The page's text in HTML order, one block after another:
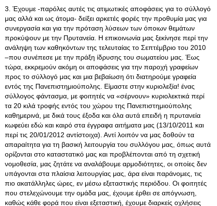
3. Έχουμε -παρόλες αυτές τις ατιμωτικές αποφάσεις για το σύλλογό
μας αλλά και ως άτομα- δείξει αρκετές φορές την προθυμία μας για
συνεργασία και για την πρόταση λύσεων των όποιων θεμάτων
προκύψουν με την Πρυτανεία. Η επικοινωνία μας ξεκίνησε περί την
ανάληψη των καθηκόντων της τελευταίας το Σεπτέμβριο του 2010
–που συνέπεσε με την πράξη ίδρυσης του σωματείου μας. Έως
τώρα, εκκρεμούν ακόμη οι αποφάσεις για την παροχή γραφείων
προς το σύλλογό μας και μια βεβαίωση ότι διατηρούμε γραφεία
εντός της Πανεπιστημιούπολης. Είμαστε στην κυριολεξία! ένας
σύλλογος φάντασμα, με φοιτητές να «σέρνουν» κυριολεκτικά περί
τα 20 κιλά τροφής εντός του χώρου της Πανεπιστημιούπολης
καθημερινά, με δικά τους έξοδα και όλα αυτά επειδή η πρυτανεία
κωφεύει εδώ και καιρό στα έγγραφα αιτήματα μας (13/10/2011 και
περί τις 20/01/2012 αντίστοιχα). Αντί λοιπόν να μας δοθούν τα
απαραίτητα για τη βασική λειτουργία του συλλόγου μας, όπως αυτά
ορίζονται στο καταστατικό μας και προβλέπονται από τη σχετική
νομοθεσία, μας ζητάτε να αναλάβουμε αρμοδιότητες, οι οποίες δεν
υπάγονται στα πλαίσια λειτουργίας μας, άρα είναι παράνομες, τις
πιο ακατάλληλες ώρες, εν μέσω εξεταστικής περιόδου. Οι φοιτητές
που στελεχώνουμε την ομάδα μας, έχουμε έρθει σε απόγνωση,
καθώς κάθε φορά που είναι εξεταστική, έχουμε διαρκείς οχλήσεις